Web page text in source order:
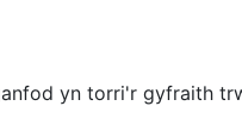
yn torri'r gyfraith